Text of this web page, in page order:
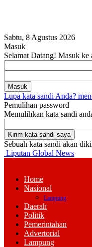
Sabtu, 8 Agustus 2026
Masuk
Selamat Datang! Masuk ke
Lupa kata sandi Anda?
Pemulihan password
Memulihkan kata sandi
Sebuah kata sandi akan
Liputan Global News
Home
Nasional
Lampung
Daerah
Politik
Pemerintahan
Advertorial
Lampung